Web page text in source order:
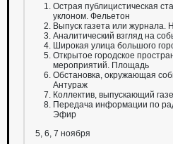
Острая публицистическая
уклоном. Фельетон
Выпуск газета или журнала.
Аналитический взгляд на
Широкая улица большого
Открытое городское
мероприятий. Площадь
Обстановка, окружающая
Антураж
Коллектив, выпускающий
Передача информации по
Эфир
5, 6, 7 ноября